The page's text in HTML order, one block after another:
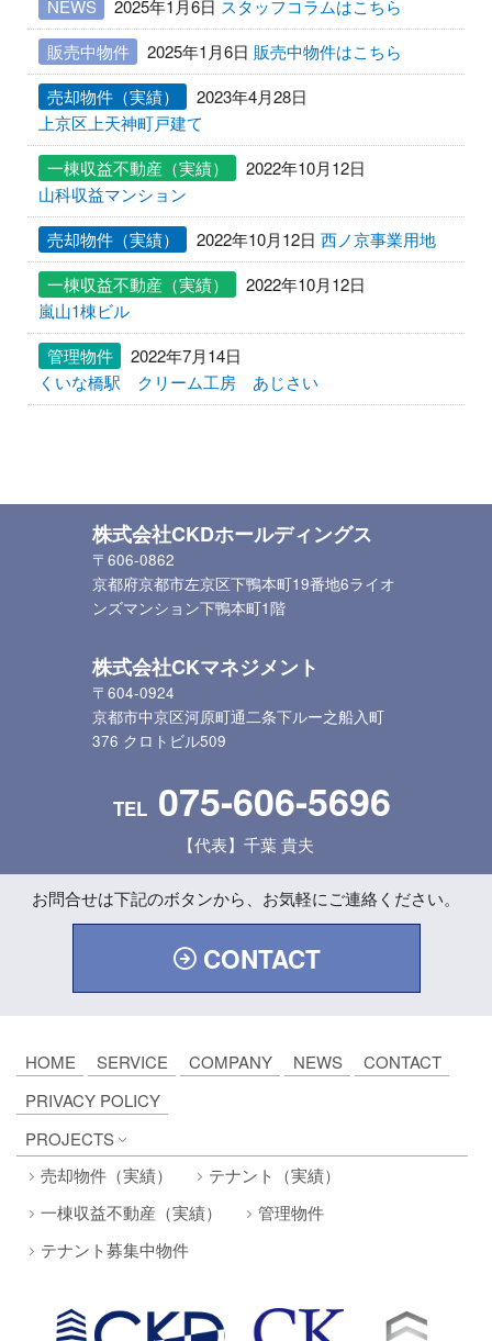
NEWS
2025年1月6日 スタッフコラムはこちら
販売中物件
2025年1月6日 販売中物件はこちら
売却物件（実績）
2023年4月28日
上京区上天神町戸建て
一棟収益不動産（実績）
2022年10月12日
山科収益マンション
売却物件（実績）
2022年10月12日 西ノ京事業用地
一棟収益不動産（実績）
2022年10月12日
嵐山1棟ビル
管理物件
2022年7月14日
くいな橋駅 クリーム工房 あじさい
株式会社CKDホールディングス
〒606-0862
京都府京都市左京区下鴨本町19番地6ライオ
ンズマンション下鴨本町1階
株式会社CKマネジメント
〒604-0924
京都市中京区河原町通二条下ルー之船入町
376 クロトビル509
TEL 075-606-5696
【代表】千葉 貴夫
お問合せは下記のボタンから、 お気軽にご連絡ください。
CONTACT
HOME SERVICE COMPANY NEWS
CONTACT
PRIVACY POLICY
PROJECTS
売却物件（実績）
テナント（実績）
一棟収益不動産（実績）
管理物件
テナント募集中物件